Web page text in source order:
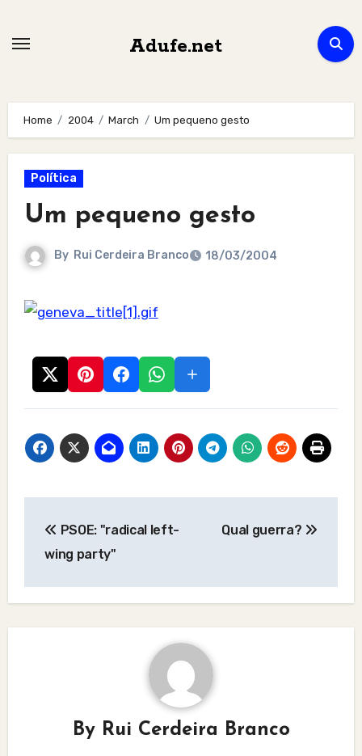
Adufe.net
Home 2004 March Um pequeno gesto
Política
Um pequeno gesto
By Rui Cerdeira Branco 18/03/2004
navigation
PSOE: "radical left-
wing party"
Qual guerra?
By Rui Cerdeira Branco